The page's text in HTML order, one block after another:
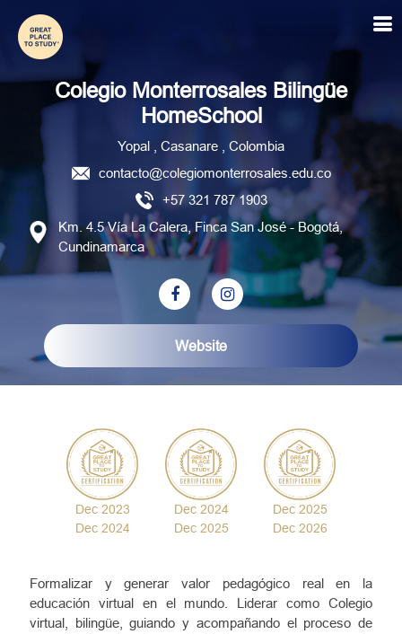
Colegio Monterrosales
Colegio Monterrosales Bilingüe
HomeSchool
Yopal , Casanare , Colombia
contacto@colegiomonterrosales.edu.co
+57 321 787 1903
Km. 4.5 Vía La Calera, Finca San José - Bogotá,
Cundinamarca
Website
Dec 2023
Dec 2024
Dec 2024
Dec 2025
Dec 2025
Dec 2026
Formalizar y generar valor pedagógico real en la
educación virtual en el mundo. Liderar como Colegio
virtual, bilingüe, guiando y acompañando el proceso de